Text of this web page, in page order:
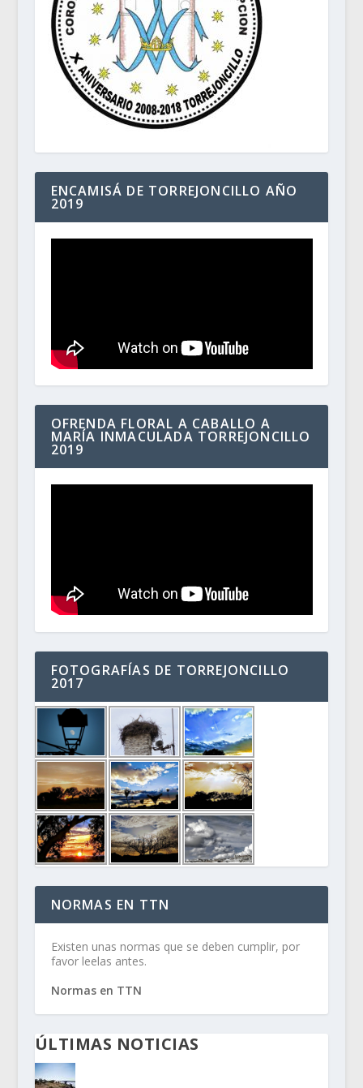
ENCAMISÁ DE TORREJONCILLO AÑO
2019
OFRENDA FLORAL A CABALLO A
MARÍA INMACULADA TORREJONCILLO
2019
FOTOGRAFÍAS DE TORREJONCILLO
2017
NORMAS EN TTN
Existen unas normas que se deben cumplir, por
favor leelas antes.
Normas en TTN
ÚLTIMAS NOTICIAS